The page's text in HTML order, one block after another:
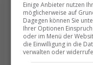
Die
besten
Ihr
Einige Anbieter nutzen
möglicherweise auf
Dagegen können Sie
Ihrer Optionen
oder im Menü der
die Einwilligung in die
verwalten oder